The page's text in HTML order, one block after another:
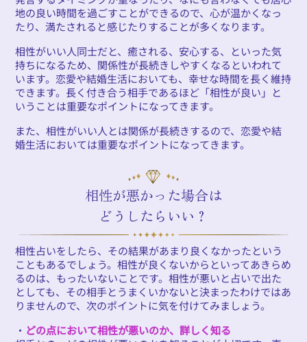
地の良い時間を過ごすことができるので、心が温かくなっ
たり、満たされると感じたりすることが多くなります。
相性がいい人同士だと、癒される、安心する、といった気
持ちになるため、関係性が長続きしやすくなるといわれて
います。恋愛や結婚生活においても、幸せな時間を長く維持
できます。長く付き合う相手であるほど「相性が良い」と
いうことは重要なポイントになってきます。
また、相性がいい人とは関係が長続きするので、恋愛や結
婚生活においては重要なポイントになってきます。
相性が悪かった場合は
どうしたらいい？
相性占いをしたら、その結果があまり良くなかったという
こともあるでしょう。相性が良くないからといってあきらめ
るのは、もったいないことです。相性が悪いと占いで出た
としても、その相手とうまくいかないと決まったわけではあ
りませんので、次のポイントに気を付けてみましょう。
・ どの点において相性が悪いのか、詳しく知る